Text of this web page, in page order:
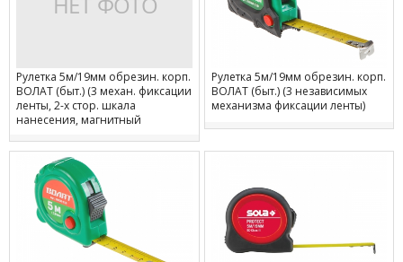
Рулетка 5м/19мм обрезин. корп.
ВОЛАТ (быт.) (3 механ. фиксации
ленты, 2-х стор. шкала
нанесения, магнитный
пластик)
Рулетка 5м/19мм обрезин. корп.
ВОЛАТ (быт.) (3 независимых
механизма фиксации ленты)